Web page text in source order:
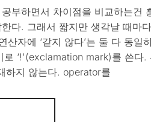
부하면서 차이점을 비교하는건
다. 그래서 짧지만 생각날 때마
산자에 ‘같지 않다’는 둘 다 동일
로 ‘!'(exclamation mark)를 쓴다
하지 않는다. operator를